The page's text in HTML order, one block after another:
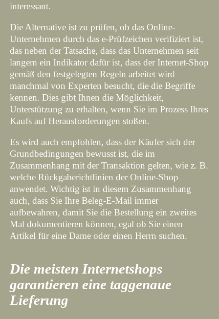
interessant.
Die Alternative ist zu prüfen, ob das Online-
Unternehmen durch das e-Prüfzeichen verifiziert ist,
das neben der Tatsache, dass das Unternehmen seit
langem ein Indikator dafür ist, dass der Internet-Shop
gemäß den festgelegten Regeln arbeitet wird
manchmal von Experten besucht, die die Begriffe
kennen. Dies gibt Ihnen die Möglichkeit,
Unterstützung zu erhalten, wenn Sie im Prozess Ihres
Kaufs auf Herausforderungen stoßen.
Es wird auch empfohlen, dass der Käufer sich der
Grundbedingungen bewusst ist, die im
Zusammenhang mit der Transaktion gelten, wie z. B.
welche Rückgaberichtlinien der Online-Shop
anwendet. Wichtig ist in diesem Zusammenhang
auch, dass Sie Ihre Beleg-E-Mail immer
aufbewahren, damit Sie die Bestellung ein zweites
Mal dokumentieren können, egal ob Sie einen
Artikel für eine Dame oder einen Herrn suchen.
Die meisten Internetshops
garantieren eine taggenaue
Lieferung